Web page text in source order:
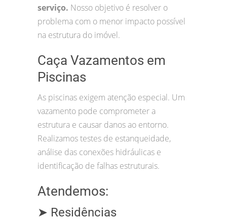
serviço. Nosso objetivo é resolver o
problema com o menor impacto possível
na estrutura do imóvel.
Caça Vazamentos em
Piscinas
As piscinas exigem atenção especial. Um
vazamento pode comprometer a
estrutura e causar danos ao entorno.
Realizamos testes de estanqueidade,
análise das conexões hidráulicas e
identificação de falhas estruturais.
Atendemos:
➤ Residências